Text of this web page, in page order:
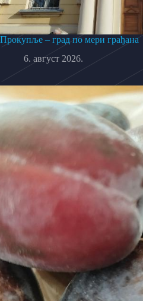
Прокупље – град по мери грађана
6. август 2026.